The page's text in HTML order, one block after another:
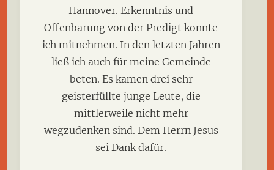
Hannover. Erkenntnis und
Offenbarung von der Predigt konnte
ich mitnehmen. In den letzten Jahren
ließ ich auch für meine Gemeinde
beten. Es kamen drei sehr
geisterfüllte junge Leute, die
mittlerweile nicht mehr
wegzudenken sind. Dem Herrn Jesus
sei Dank dafür.